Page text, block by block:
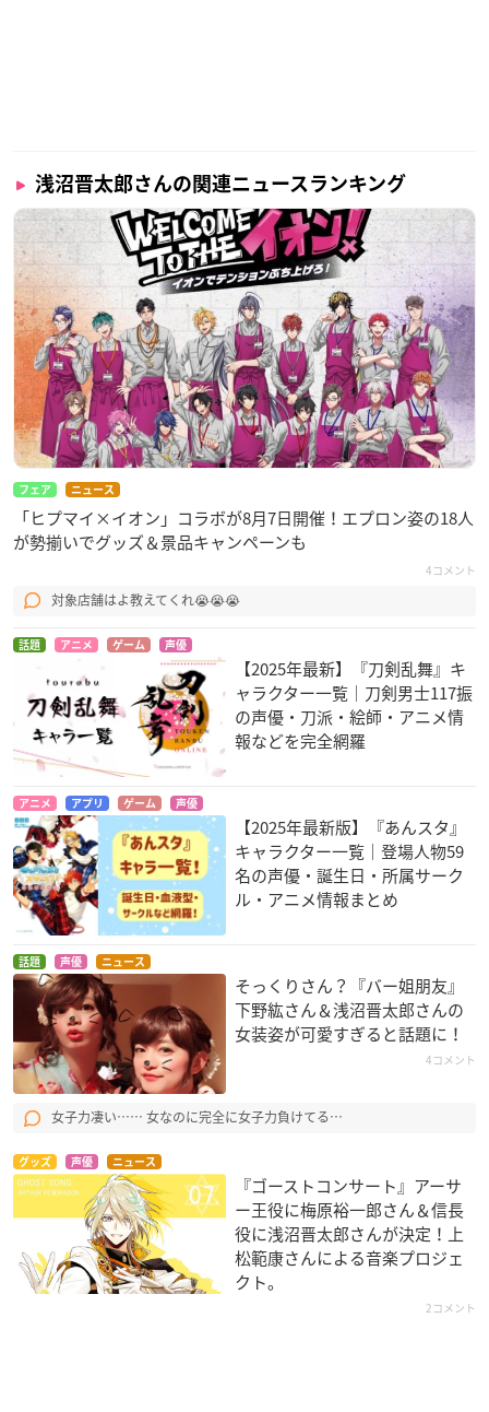
浅沼晋太郎さんの関連ニュースランキング
フェア ニュース
「ヒプマイ×イオン」コラボが8月7日開催！エプロン姿の18人
が勢揃いでグッズ＆景品キャンペーンも
4コメント
対象店舗はよ教えてくれ😭😭😭
話題 アニメ ゲーム 声優
【2025年最新】『刀剣乱舞』キ
ャラクター一覧｜刀剣男士117振
の声優・刀派・絵師・アニメ情
報などを完全網羅
アニメ アプリ ゲーム 声優
【2025年最新版】『あんスタ』
キャラクター一覧｜登場人物59
名の声優・誕生日・所属サーク
ル・アニメ情報まとめ
話題 声優 ニュース
そっくりさん？『バー姐朋友』
下野紘さん＆浅沼晋太郎さんの
女装姿が可愛すぎると話題に！
4コメント
女子力凄い…… 女なのに完全に女子力負けてる…
グッズ 声優 ニュース
『ゴーストコンサート』アーサ
ー王役に梅原裕一郎さん＆信長
役に浅沼晋太郎さんが決定！上
松範康さんによる音楽プロジェ
クト。
2コメント